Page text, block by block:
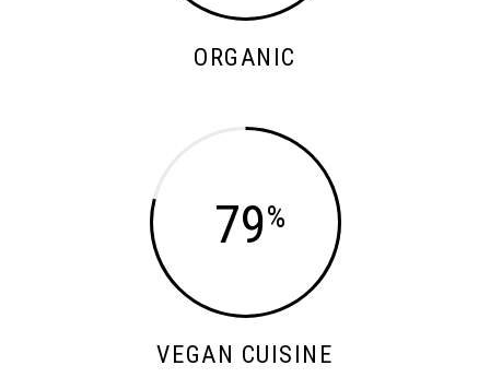
ORGANIC
79
VEGAN CUISINE